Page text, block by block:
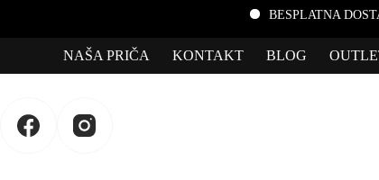
BESPLATNA DOSTAVA za
NAŠA PRIČA KONTAKT BLOG